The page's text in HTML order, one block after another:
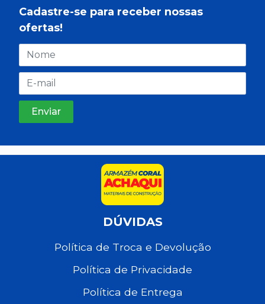
Cadastre-se para receber nossas
ofertas!
DÚVIDAS
Política de Troca e Devolução
Política de Privacidade
Política de Entrega